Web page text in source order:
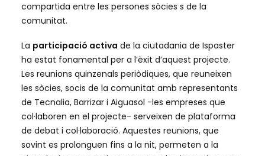
compartida entre les persones sòcies s de la
comunitat.
La participació activa de la ciutadania de Ispaster
ha estat fonamental per a l’èxit d’aquest projecte.
Les reunions quinzenals periòdiques, que reuneixen
les sòcies, socis de la comunitat amb representants
de Tecnalia, Barrizar i Aiguasol -les empreses que
col·laboren en el projecte- serveixen de plataforma
de debat i col·laboració. Aquestes reunions, que
sovint es prolonguen fins a la nit, permeten a la